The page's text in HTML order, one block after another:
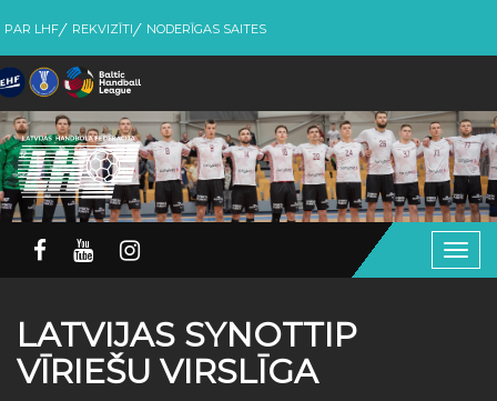
PAR LHF REKVIZĪTI NODERĪGAS SAITES
LATVIJAS SYNOTTIP
VĪRIEŠU VIRSLĪGA